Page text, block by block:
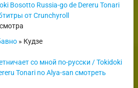
Bosotto Russia-go de Dereru Tonari
от Crunchyroll
» Кудзе
со мной по-русски / Tokidoki
Tonari no Alya-san смотреть